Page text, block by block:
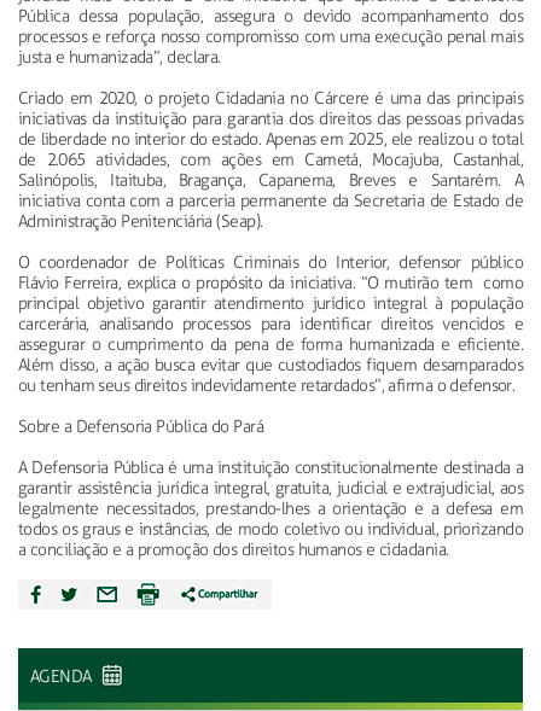
Pública dessa população, assegura o devido acompanhamento dos
processos e reforça nosso compromisso com uma execução penal mais
justa e humanizada”, declara.
Criado em 2020, o projeto Cidadania no Cárcere é uma das principais
iniciativas da instituição para garantia dos direitos das pessoas privadas
de liberdade no interior do estado. Apenas em 2025, ele realizou o total
de 2.065 atividades, com ações em Cametá, Mocajuba, Castanhal,
Salinópolis, Itaituba, Bragança, Capanema, Breves e Santarém. A
iniciativa conta com a parceria permanente da Secretaria de Estado de
Administração Penitenciária (Seap).
O coordenador de Políticas Criminais do Interior, defensor público
Flávio Ferreira, explica o propósito da iniciativa. “O mutirão tem como
principal objetivo garantir atendimento jurídico integral à população
carcerária, analisando processos para identificar direitos vencidos e
assegurar o cumprimento da pena de forma humanizada e eficiente.
Além disso, a ação busca evitar que custodiados fiquem desamparados
ou tenham seus direitos indevidamente retardados”, afirma o defensor.
Sobre a Defensoria Pública do Pará
A Defensoria Pública é uma instituição constitucionalmente destinada a
garantir assistência jurídica integral, gratuita, judicial e extrajudicial, aos
legalmente necessitados, prestando-lhes a orientação e a defesa em
todos os graus e instâncias, de modo coletivo ou individual, priorizando
a conciliação e a promoção dos direitos humanos e cidadania.
AGENDA